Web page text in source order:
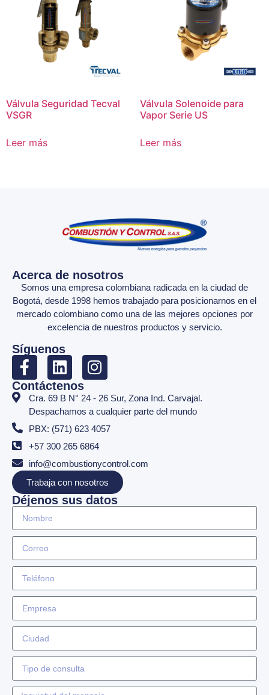
Válvula Seguridad Tecval
VSGR
Leer más
Válvula Solenoide para
Vapor Serie US
Leer más
Acerca de nosotros
Somos una empresa colombiana radicada en la ciudad de
Bogotá, desde 1998 hemos trabajado para posicionarnos en el
mercado colombiano como una de las mejores opciones por
excelencia de nuestros productos y servicio.
Síguenos
Contáctenos
Cra. 69 B N° 24 - 26 Sur, Zona Ind. Carvajal.
Despachamos a cualquier parte del mundo
PBX: (571) 623 4057
+57 300 265 6864
info@combustionycontrol.com
Trabaja con nosotros
Déjenos sus datos